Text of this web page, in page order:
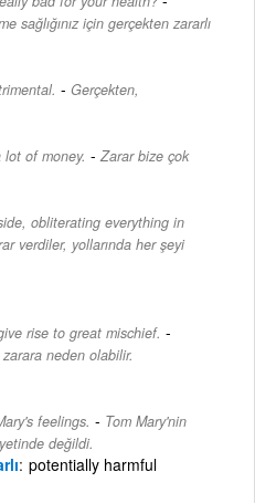
sağlığınız için gerçekten zararlı
- Gerçekten,
of money. - Zarar bize çok
obliterating everything in
verdiler, yollarında her şeyi
rise to great mischief. -
neden olabilir.
feelings. - Tom Mary'nin
değildi.
potentially harmful